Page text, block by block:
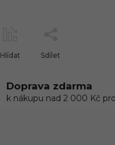
Hlídat Sdílet
Doprava zdarma
k nákupu nad 2 000 Kč